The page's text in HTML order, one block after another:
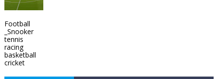
Football
_Snooker
tennis
racing
basketball
cricket